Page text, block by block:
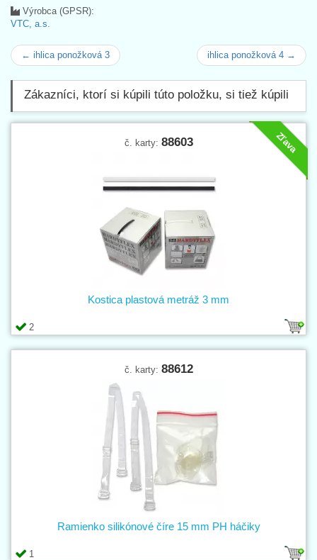
Výrobca (GPSR):
VTC, a.s.
← ihlica ponožková 3 ihlica ponožková 4 →
Zákazníci, ktorí si kúpili túto položku, si tiež kúpili
Zľava
č. karty: 88603
2
Kostica plastová metráž 3 mm
č. karty: 88612
1
Ramienko silikónové číre 15 mm PH háčiky